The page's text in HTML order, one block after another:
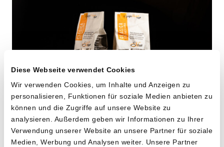
Diese Webseite verwendet Cookies
Wir verwenden Cookies, um Inhalte und Anzeigen zu
personalisieren, Funktionen für soziale Medien anbieten zu
können und die Zugriffe auf unsere Website zu
analysieren. Außerdem geben wir Informationen zu Ihrer
Verwendung unserer Website an unsere Partner für soziale
Medien, Werbung und Analysen weiter. Unsere Partner
Maccheroni aus alten